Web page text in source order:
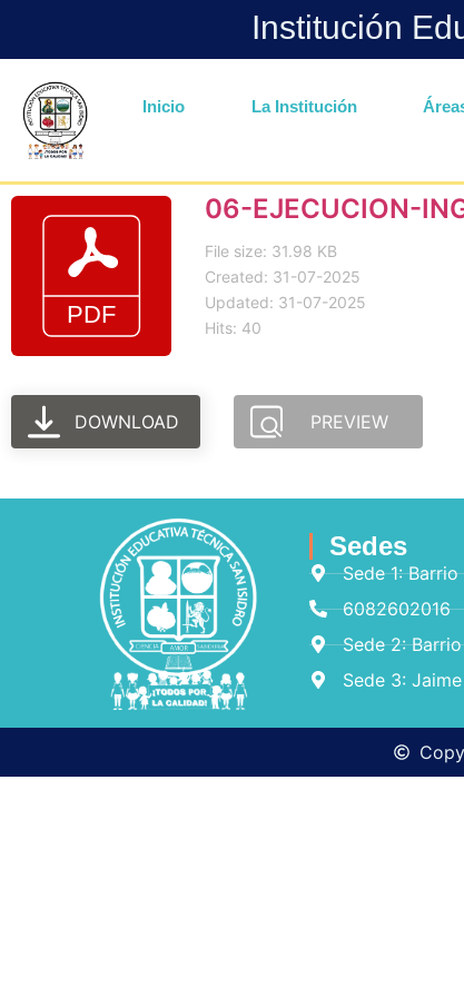
Institución
Inicio La Institución
06-EJECUCION-
File size: 31.98 KB
Created: 31-07-2025
Updated: 31-07-2025
Hits: 40
DOWNLOAD PREVIEW
Sedes
Sede 1:
6082602016
Sede 2:
Sede 3: